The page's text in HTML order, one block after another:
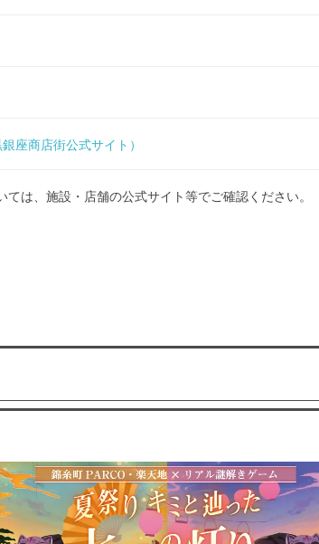
座商店街公式サイト）
は、施設・店舗の公式サイト等でご確認ください。